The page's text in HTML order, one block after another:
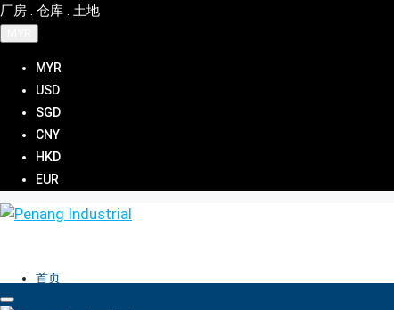
厂房 . 仓库 . 土地
MYR
USD
SGD
CNY
HKD
EUR
首页